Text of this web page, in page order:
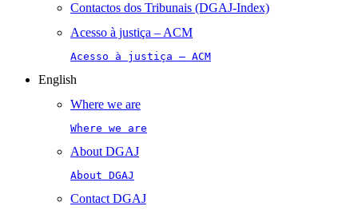
Contactos dos Tribunais (DGAJ-Index)
Acesso à justiça – ACM
Acesso à justiça – ACM
English
Where we are
Where we are
About DGAJ
About DGAJ
Contact DGAJ